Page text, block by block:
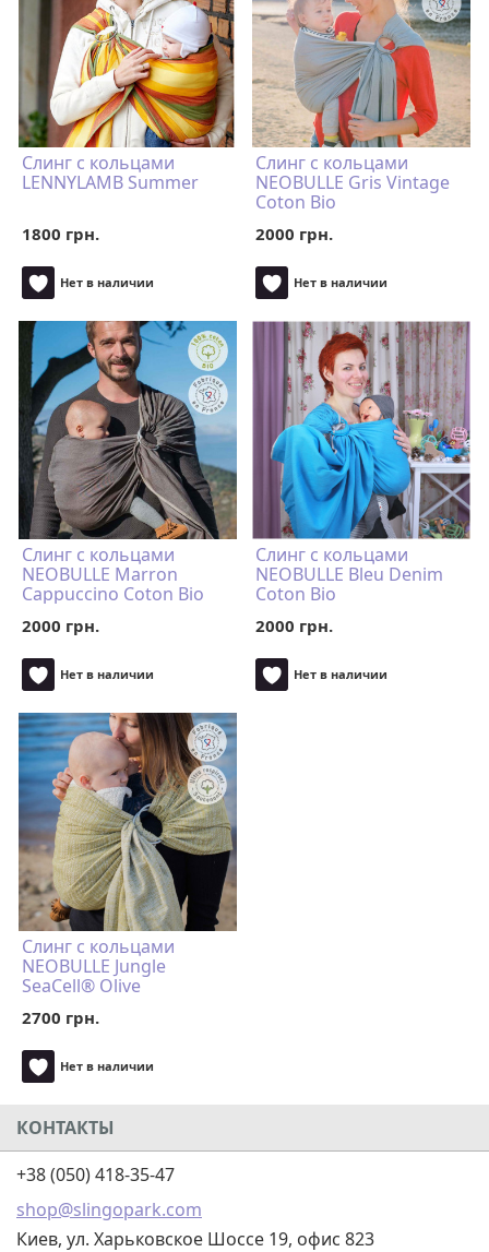
Слинг с кольцами
LENNYLAMB Summer
1800 грн.
Нет в наличии
Слинг с кольцами
NEOBULLE Gris Vintage
Coton Bio
2000 грн.
Нет в наличии
Слинг с кольцами
NEOBULLE Marron
Cappuccino Coton Bio
2000 грн.
Нет в наличии
Слинг с кольцами
NEOBULLE Bleu Denim
Coton Bio
2000 грн.
Нет в наличии
Слинг с кольцами
NEOBULLE Jungle
SeaCell® Olive
2700 грн.
Нет в наличии
КОНТАКТЫ
+38 (050) 418-35-47
shop@slingopark.com
Киев, ул. Харьковское Шоссе 19, офис 823